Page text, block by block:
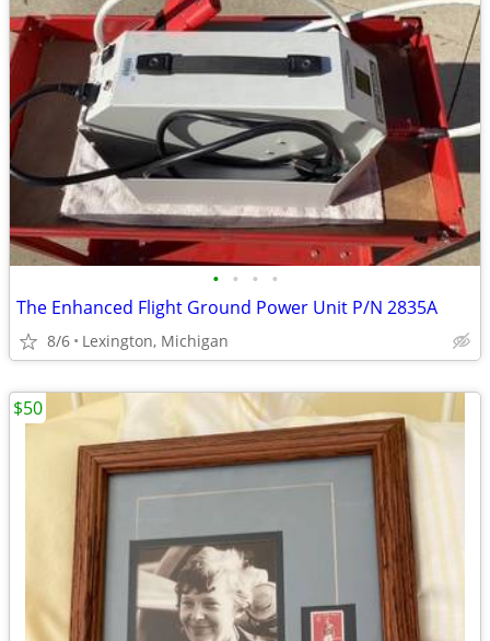
• • • •
The Enhanced Flight Ground Power Unit P/N 2835A
8/6 Lexington, Michigan
$50